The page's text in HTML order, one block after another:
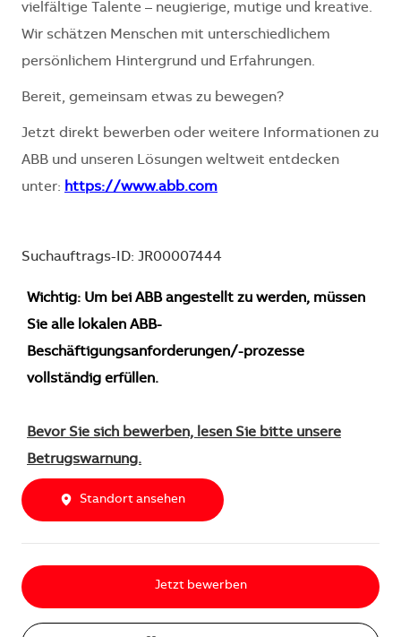
vielfältige Talente – neugierige, mutige und kreative.
Wir schätzen Menschen mit unterschiedlichem
persönlichem Hintergrund und Erfahrungen.
Bereit, gemeinsam etwas zu bewegen?
Jetzt direkt bewerben oder weitere Informationen zu
ABB und unseren Lösungen weltweit entdecken
unter: https://www.abb.com
Suchauftrags-ID: JR00007444
Wichtig: Um bei ABB angestellt zu werden, müssen
Sie alle lokalen ABB-
Beschäftigungsanforderungen/-prozesse
vollständig erfüllen.
Bevor Sie sich bewerben, lesen Sie bitte unsere
Betrugswarnung.
Standort ansehen
Jetzt bewerben